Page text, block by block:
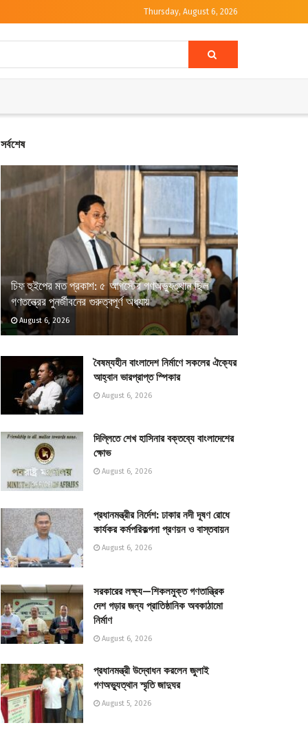
Thursday, August 6, 2026
সর্বশেষ
চিফ হুইপের মত প্রকাশ: ৫ আগস্টের গণঅভ্যুত্থান ছিল
গণতন্ত্রের পুনর্জীবনের গুরুত্বপূর্ণ অধ্যায়
August 6, 2026
বৈষম্যহীন বাংলাদেশ নির্মাণে সকলের ঐক্যের
আহ্বান ভারপ্রাপ্ত স্পিকার
August 6, 2026
দিল্লিতে শেখ হাসিনার বক্তব্যে বাংলাদেশের
ক্ষোভ
August 6, 2026
প্রধানমন্ত্রীর নির্দেশ: ঢাকার নদী দূষণ রোধে
কার্যকর কর্মপরিকল্পনা প্রণয়ন ও বাস্তবায়ন
August 6, 2026
সরকারের লক্ষ্য—শিকলমুক্ত গণতান্ত্রিক
দেশ গড়ার জন্য প্রাতিষ্ঠানিক অবকাঠামো
নির্মাণ
August 6, 2026
প্রধানমন্ত্রী উদ্বোধন করলেন জুলাই
গণঅভ্যুত্থান স্মৃতি জাদুঘর
August 5, 2026